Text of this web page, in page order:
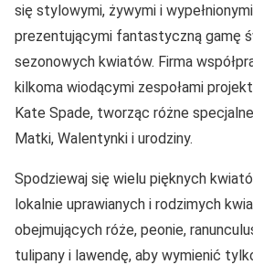
się stylowymi, żywymi i
prezentującymi fantastyczną gamę
sezonowych kwiatów. Firma
kilkoma wiodącymi zespołami
Kate Spade, tworząc różne
Matki, Walentynki i urodziny.
Spodziewaj się wielu pięknych
lokalnie uprawianych i rodzimych
obejmujących róże, peonie,
tulipany i lawendę, aby wymienić